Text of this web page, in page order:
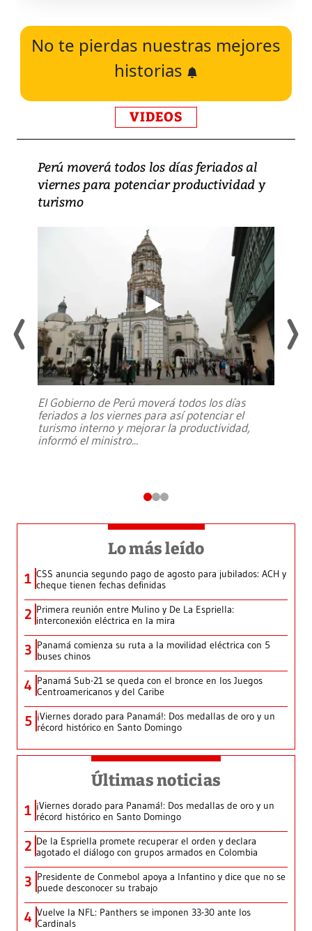
No te pierdas nuestras mejores
historias
VIDEOS
Perú moverá todos los días feriados al
viernes para potenciar productividad y
turismo
El Gobierno de Perú moverá todos los días
feriados a los viernes para así potenciar el
turismo interno y mejorar la productividad,
informó el ministro...
Lo más leído
1 CSS anuncia segundo pago de agosto para jubilados: ACH y
cheque tienen fechas definidas
2 Primera reunión entre Mulino y De La Espriella:
interconexión eléctrica en la mira
3 Panamá comienza su ruta a la movilidad eléctrica con 5
buses chinos
4 Panamá Sub-21 se queda con el bronce en los Juegos
Centroamericanos y del Caribe
5 ¡Viernes dorado para Panamá!: Dos medallas de oro y un
récord histórico en Santo Domingo
Últimas noticias
1 ¡Viernes dorado para Panamá!: Dos medallas de oro y un
récord histórico en Santo Domingo
2 De la Espriella promete recuperar el orden y declara
agotado el diálogo con grupos armados en Colombia
3 Presidente de Conmebol apoya a Infantino y dice que no se
puede desconocer su trabajo
4 Vuelve la NFL: Panthers se imponen 33-30 ante los
Cardinals